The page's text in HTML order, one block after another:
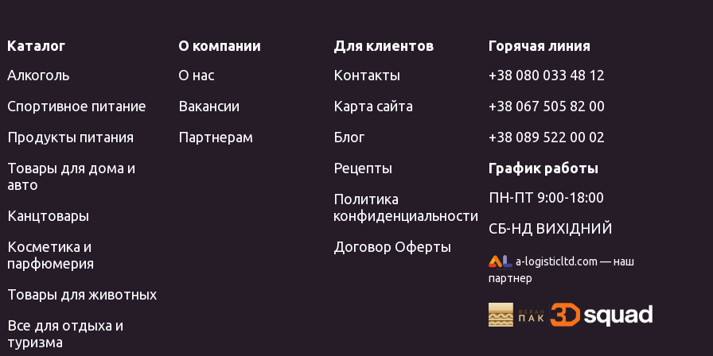
Каталог
Алкоголь
Спортивное питание
Продукты питания
Товары для дома и
авто
Канцтовары
Косметика и
парфюмерия
Товары для животных
Все для отдыха и
туризма
О компании
О нас
Вакансии
Партнерам
Для клиентов
Контакты
Карта сайта
Блог
Рецепты
Политика
конфиденциальности
Договор Оферты
Горячая линия
+38 080 033 48 12
+38 067 505 82 00
+38 089 522 00 02
График работы
ПН-ПТ 9:00-18:00
СБ-НД ВИХІДНИЙ
a-logisticltd.com — наш
партнер